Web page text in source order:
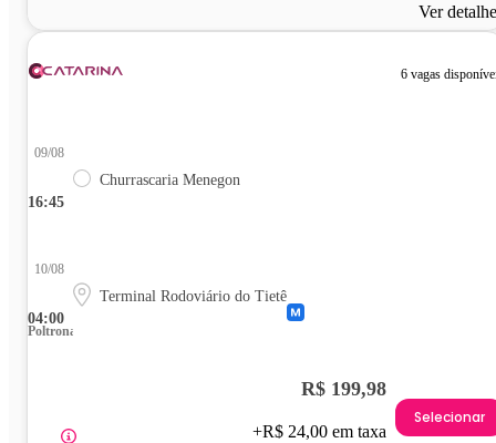
Ver
6 vagas
16:45
09/08
Churrascaria Menegon
04:00
10/08
Terminal Rodoviário do Tietê
Poltrona
R$ 199,98
+R$ 24,00 em taxa
Selecionar